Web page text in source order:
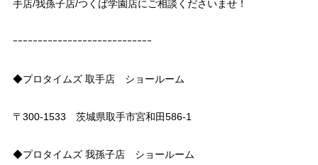
手店/我孫子店/つくば学園店にご相談くださいませ！
ｰｰｰｰｰｰｰｰｰｰｰｰｰｰｰｰｰｰｰｰｰｰｰｰｰｰｰｰ
◆プロタイムズ 取手店 ショールーム
〒300-1533 茨城県取手市宮和田586-1
◆プロタイムズ 我孫子店 ショールーム